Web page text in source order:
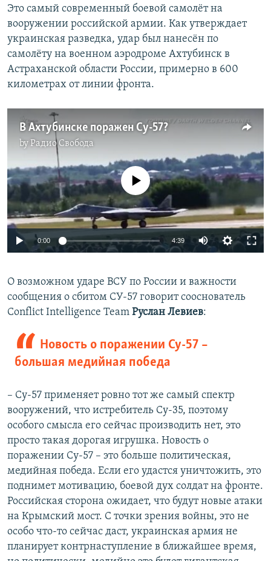
Это самый современный боевой самолёт на
вооружении российской армии. Как утверждает
украинская разведка, удар был нанесён по
самолёту на военном аэродроме Ахтубинск в
Астраханской области России, примерно в 600
километрах от линии фронта.
В Ахтубинске поражен Су-57?
byРадио Свобода
Auto 240p 360p 480p
No media source currently available
0:00 4:39 Auto
360p
480p
1080p
О возможном ударе ВСУ по России и важности
сообщения о сбитом СУ-57 говорит сооснователь
Conflict Intelligence Team Руслан Левиев:
Новость о поражении Су-57 –
большая медийная победа
– Су-57 применяет ровно тот же самый спектр
вооружений, что истребитель Су-35, поэтому
особого смысла его сейчас производить нет, это
просто такая дорогая игрушка. Новость о
поражении Су-57 – это больше политическая,
медийная победа. Если его удастся уничтожить, это
поднимет мотивацию, боевой дух солдат на фронте.
Российская сторона ожидает, что будут новые атаки
на Крымский мост. С точки зрения войны, это не
особо что-то сейчас даст, украинская армия не
планирует контрнаступление в ближайшее время,